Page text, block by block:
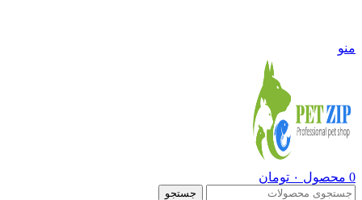
منو
0 محصول ۰ تومان
جستجو